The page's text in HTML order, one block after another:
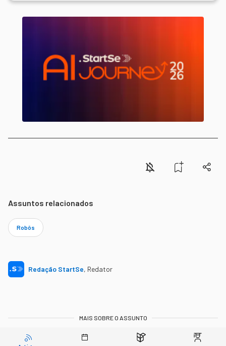
Assuntos relacionados
Robôs
Redação StartSe, Redator
MAIS SOBRE O ASSUNTO
Leia o próximo artigo